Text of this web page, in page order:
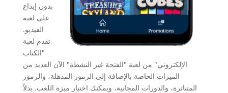
بدون إيداع
على لعبة
الفيديو.
تقدم لعبة
"الكتاب
الإلكتروني" من لعبة "الفتحة غير النشطة" الآن العديد من
الميزات الخاصة بالإضافة إلى الرموز المذهلة، والرموز
المتناثرة، والدورات المجانية، ويمكنك اختيار ميزة اللعب. بدلاً